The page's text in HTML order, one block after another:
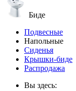
Биде
Подвесные
Напольные
Сиденья
Крышки-биде
Распродажа
Вы здесь: